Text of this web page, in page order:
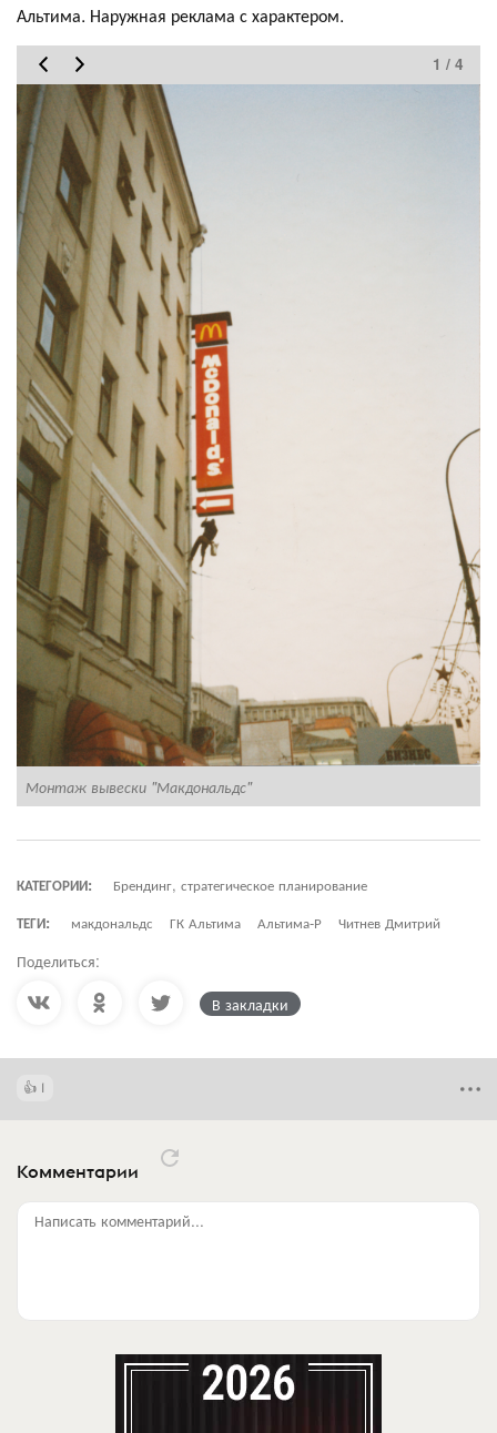
Альтима. Наружная реклама с характером.
1 / 4
Монтаж вывески "Макдональдс"
КАТЕГОРИИ:
Брендинг, стратегическое планирование
ТЕГИ:
макдональдс ГК Альтима Альтима-Р Читнев Дмитрий
Поделиться:
В закладки
1
Комментарии
Написать комментарий...